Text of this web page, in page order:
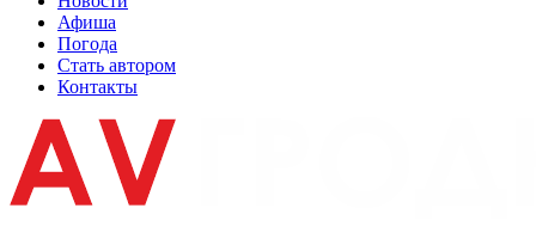
Афиша
Погода
Стать автором
Контакты